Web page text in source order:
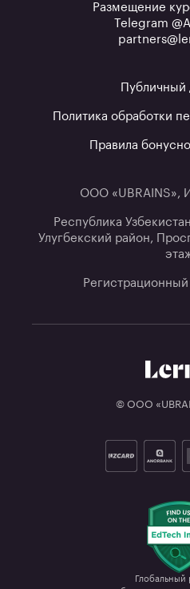
Размещение
Telegram
Публичный
Политика обработки
Правила
ООО «UBRAINS»,
Республика
Улугбекский район,
© ООО
Глобальный